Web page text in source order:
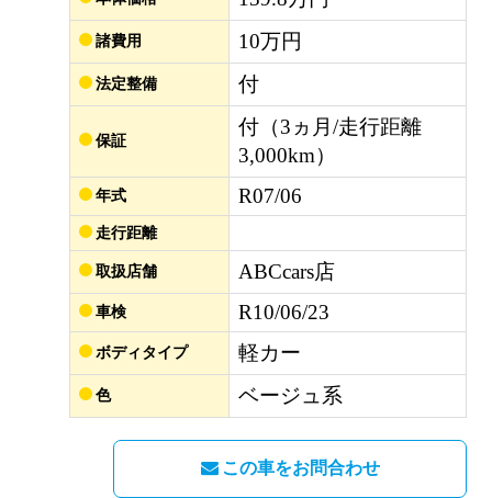
諸費用 10万円
法定整備 付
保証
付（3ヵ月/走行距離
3,000km）
年式 R07/06
走行距離
取扱店舗 ABCcars店
車検 R10/06/23
ボディタイプ 軽カー
色 ベージュ系
この車をお問合わせ